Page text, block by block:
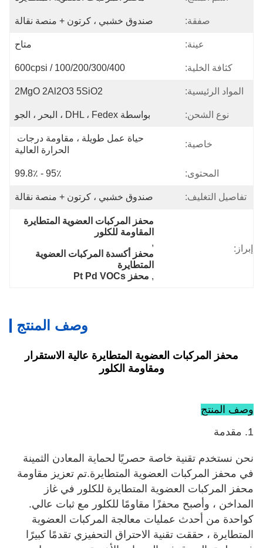
صفقة: صندوق خشبي ، كرتون + منصة نقالة
عينة: متاح
كثافة الخلية: 100/200/300/400 / 600cpsi
المواد الرئيسية: 2MgO 2Al2O3 5SiO2
نوع الشحن: بواسطة DHL ، Fedex ، البحر ، الجو
خاصية:
حياة عمل طويلة ، مقاومة درجات
الحرارة العالية
المحتوى: 95٪ - 99.8٪
تفاصيل التغليف: صندوق خشبي ، كرتون + منصة نقالة
إبراز:
محفز المركبات العضوية المتطايرة
المقاومة للكلور
,
محفز أكسدة المركبات العضوية
المتطايرة
, محفز Pt Pd VOCs
وصف المنتج
محفز المركبات العضوية المتطايرة عالية الاستقرار
ومقاومة الكلور
وصف المنتج
1. مقدمة
نحن نستخدم تقنية خاصة حصريًا لحماية المعادن الثمينة
في محفز المركبات العضوية المتطايرة.تم تعزيز مقاومة
محفز المركبات العضوية المتطايرة للكلور في غاز
المداخن ، وأصبح محفزًا مقاومًا للكلور مع ثبات عالي.
كواحدة من أحدث عمليات معالجة المركبات العضوية
المتطايرة ، حققت تقنية الاحتراق التحفيزي تقدمًا كبيرًا